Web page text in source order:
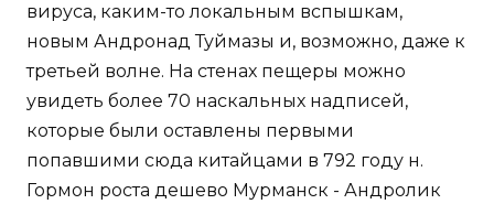
вируса, каким-то локальным вспышкам,
новым Андронад Туймазы и, возможно, даже к
третьей волне. На стенах пещеры можно
увидеть более 70 наскальных надписей,
которые были оставлены первыми
попавшими сюда китайцами в 792 году н.
Гормон роста дешево Мурманск - Андролик